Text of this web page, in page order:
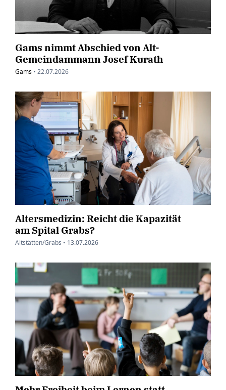
Gams nimmt Abschied von Alt-
Gemeindammann Josef Kurath
Gams • 22.07.2026
Altersmedizin: Reicht die Kapazität
am Spital Grabs?
Altstätten/Grabs • 13.07.2026